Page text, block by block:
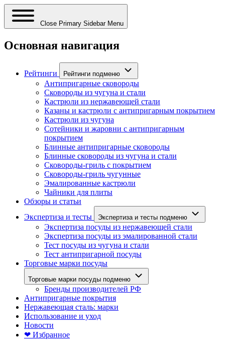
Close Primary Sidebar Menu
Основная навигация
Рейтинги Рейтинги подменю
Антипригарные сковороды
Сковороды из чугуна и стали
Кастрюли из нержавеющей стали
Казаны и кастрюли с антипригарным покрытием
Кастрюли из чугуна
Сотейники и жаровни с антипригарным
покрытием
Блинные антипригарные сковороды
Блинные сковороды из чугуна и стали
Сковороды-гриль с покрытием
Сковороды-гриль чугунные
Эмалированные кастрюли
Чайники для плиты
Обзоры и статьи
Экспертиза и тесты
Экспертиза и тесты подменю
Экспертиза посуды из нержавеющей стали
Экспертиза посуды из эмалированной стали
Тест посуды из чугуна и стали
Тест антипригарной посуды
Торговые марки посуды
Торговые марки посуды подменю
Бренды производителей РФ
Антипригарные покрытия
Нержавеющая сталь: марки
Использование и уход
Новости
❤ Избранное